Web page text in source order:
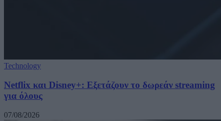
Technology
Netflix και Disney+: Εξετάζουν το δωρεάν streaming
για όλους
07/08/2026